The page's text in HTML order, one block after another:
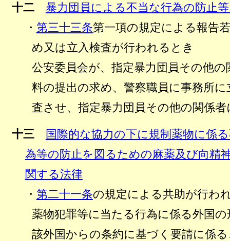
十二 暴力団員による不当な行為の防止
・ 第三十三条第一項の規定による報告
め又は立入検査が行われるとき
公安委員会が、指定暴力団員その他
料の提出の求め、警察職員に事務所
査させ、指定暴力団員その他の関係
十三
国際的な協力の下に規制薬物に係
為等の防止を図るための麻薬及び向精
関する法律
・ 第二十一条の規定による共助が行わ
薬物犯罪等に当たる行為に係る外国
該外国からの条約に基づく要請に係